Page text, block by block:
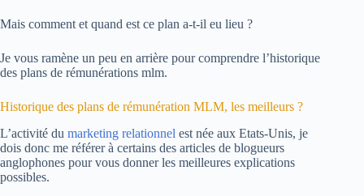
Mais comment et quand est ce plan a-t-il eu lieu ?
Je vous ramène un peu en arrière pour comprendre l’historique
des plans de rémunérations mlm.
Historique des plans de rémunération MLM, les meilleurs ?
L’activité du marketing relationnel est née aux Etats-Unis, je
dois donc me référer à certains des articles de blogueurs
anglophones pour vous donner les meilleures explications
possibles.